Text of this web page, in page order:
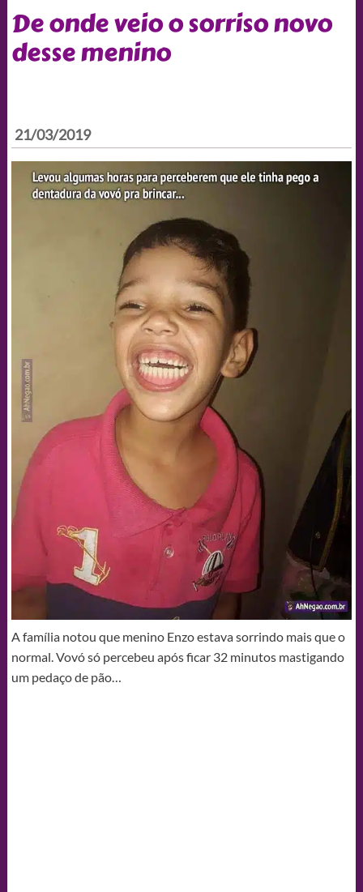
De onde veio o sorriso novo
desse menino
21/03/2019
A família notou que menino Enzo estava sorrindo mais que o
normal. Vovó só percebeu após ficar 32 minutos mastigando
um pedaço de pão…